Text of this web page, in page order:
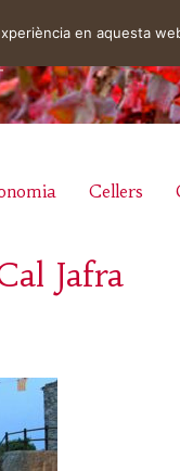
Cellers
Jafra
en aquesta